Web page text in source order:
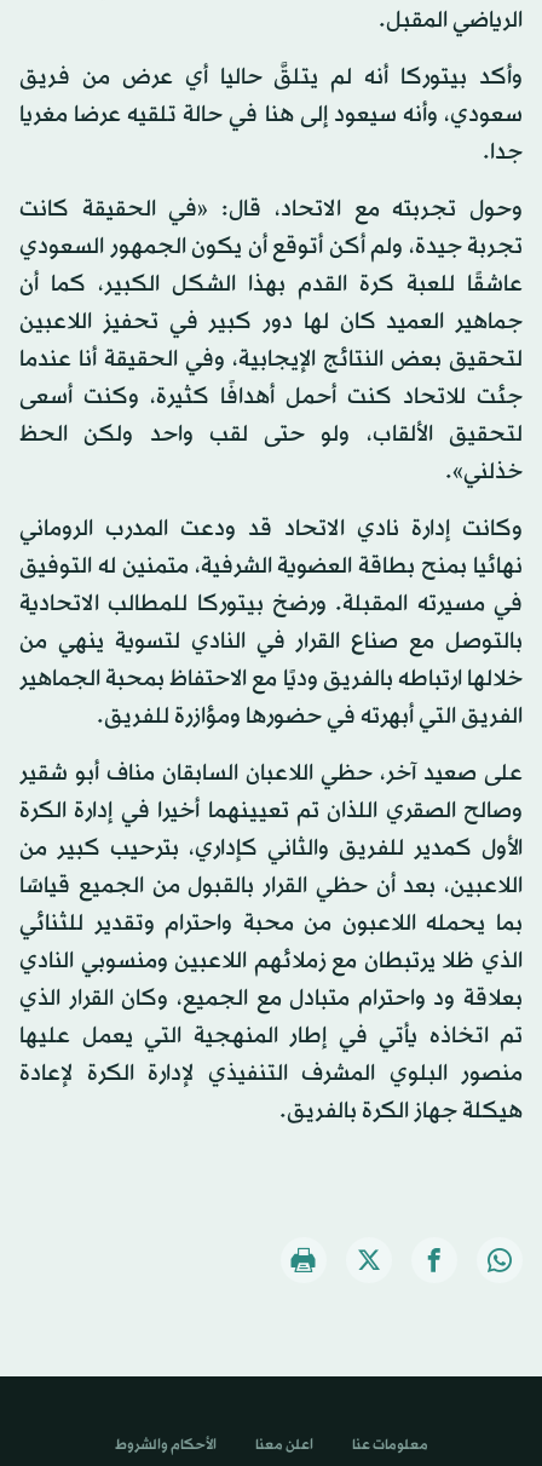
الرياضي المقبل.
وأكد بيتوركا أنه لم يتلقَّ حاليا أي عرض من فريق
سعودي، وأنه سيعود إلى هنا في حالة تلقيه عرضا مغريا
جدا.
وحول تجربته مع الاتحاد، قال: «في الحقيقة كانت
تجربة جيدة، ولم أكن أتوقع أن يكون الجمهور السعودي
عاشقًا للعبة كرة القدم بهذا الشكل الكبير، كما أن
جماهير العميد كان لها دور كبير في تحفيز اللاعبين
لتحقيق بعض النتائج الإيجابية، وفي الحقيقة أنا عندما
جئت للاتحاد كنت أحمل أهدافًا كثيرة، وكنت أسعى
لتحقيق الألقاب، ولو حتى لقب واحد ولكن الحظ
خذلني».
وكانت إدارة نادي الاتحاد قد ودعت المدرب الروماني
نهائيا بمنح بطاقة العضوية الشرفية، متمنين له التوفيق
في مسيرته المقبلة. ورضخ بيتوركا للمطالب الاتحادية
بالتوصل مع صناع القرار في النادي لتسوية ينهي من
خلالها ارتباطه بالفريق وديًا مع الاحتفاظ بمحبة الجماهير
الفريق التي أبهرته في حضورها ومؤازرة للفريق.
على صعيد آخر، حظي اللاعبان السابقان مناف أبو شقير
وصالح الصقري اللذان تم تعيينهما أخيرا في إدارة الكرة
الأول كمدير للفريق والثاني كإداري، بترحيب كبير من
اللاعبين، بعد أن حظي القرار بالقبول من الجميع قياسًا
بما يحمله اللاعبون من محبة واحترام وتقدير للثنائي
الذي ظلا يرتبطان مع زملائهم اللاعبين ومنسوبي النادي
بعلاقة ود واحترام متبادل مع الجميع، وكان القرار الذي
تم اتخاذه يأتي في إطار المنهجية التي يعمل عليها
منصور البلوي المشرف التنفيذي لإدارة الكرة لإعادة
هيكلة جهاز الكرة بالفريق.
معلومات عنا اعلن معنا الأحكام والشروط